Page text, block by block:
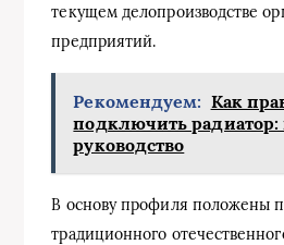
текущем делопроизводстве
предприятий.
Рекомендуем: Как
подключить радиатор:
руководство
В основу профиля положены
традиционного